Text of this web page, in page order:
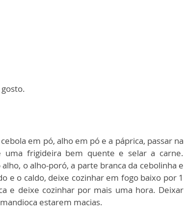
em pó, alho em pó e a páprica, passar na
uma frigideira bem quente e selar a carne.
o alho-poró, a parte branca da cebolinha e
e o caldo, deixe cozinhar em fogo baixo por 1
e deixe cozinhar por mais uma hora. Deixar
estarem macias.